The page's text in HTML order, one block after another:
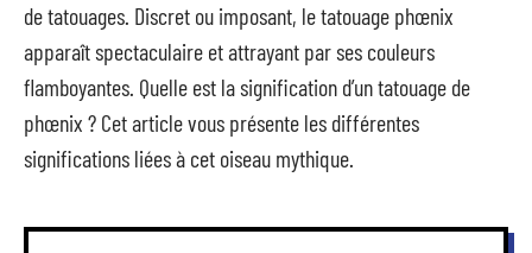
de tatouages. Discret ou imposant, le tatouage phœnix
apparaît spectaculaire et attrayant par ses couleurs
flamboyantes. Quelle est la signification d’un tatouage de
phœnix ? Cet article vous présente les différentes
significations liées à cet oiseau mythique.